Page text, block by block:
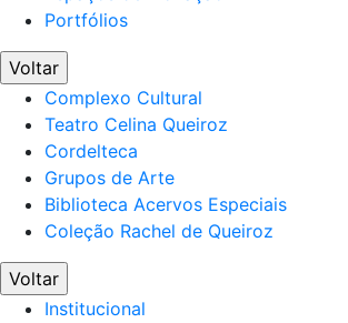
Portfólios
Voltar
Complexo Cultural
Teatro Celina Queiroz
Cordelteca
Grupos de Arte
Biblioteca Acervos Especiais
Coleção Rachel de Queiroz
Voltar
Institucional